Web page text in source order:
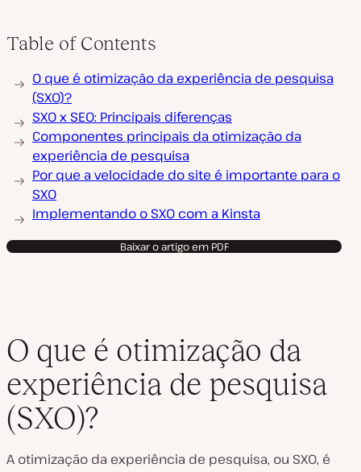
Table of Contents
O que é otimização da experiência de pesquisa
(SXO)?
SXO x SEO: Principais diferenças
Componentes principais da otimização da
experiência de pesquisa
Por que a velocidade do site é importante para o
SXO
Implementando o SXO com a Kinsta
Baixar o artigo em PDF
O que é otimização da
experiência de pesquisa
(SXO)?
A otimização da experiência de pesquisa, ou SXO, é